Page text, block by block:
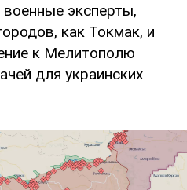
эксперты,
как Токмак, и
к Мелитополю
для украинских